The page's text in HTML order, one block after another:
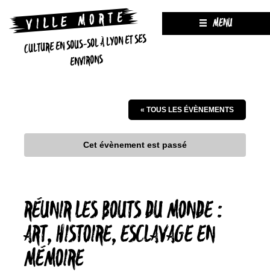
CULTURE EN SOUS-SOL À LYON ET SES
ENVIRONS
MENU
« TOUS LES ÉVÈNEMENTS
Cet évènement est passé
RÉUNIR LES BOUTS DU MONDE :
ART, HISTOIRE, ESCLAVAGE EN
MÉMOIRE